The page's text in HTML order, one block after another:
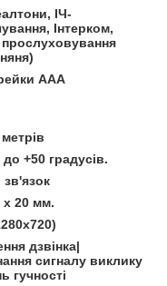
ІЧ-
Інтерком,
ААА
до +50 градусів.
зв'язок
x 20 мм.
дзвінка|
сигналу виклику
гучності